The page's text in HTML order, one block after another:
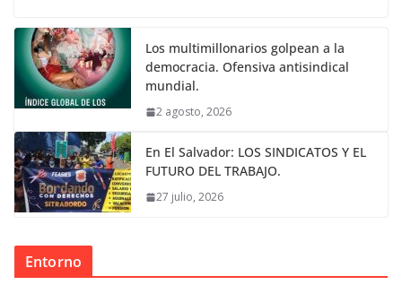
Los multimillonarios golpean a la
democracia. Ofensiva antisindical
mundial.
2 agosto, 2026
En El Salvador: LOS SINDICATOS Y EL
FUTURO DEL TRABAJO.
27 julio, 2026
Entorno